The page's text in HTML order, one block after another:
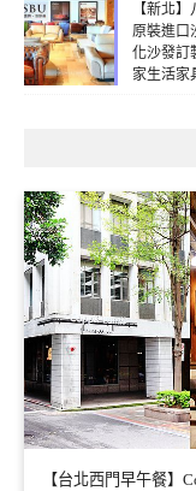
【新北
原裝進口
化沙發訂
家生活家
【台北西門早午餐】